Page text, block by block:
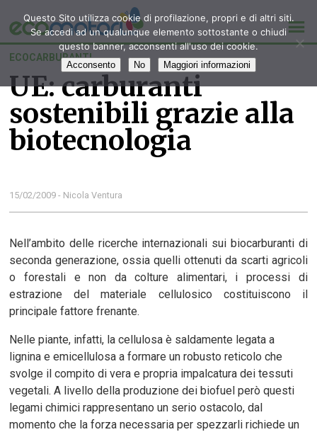
ECOCARBURANTI
UE: carburanti
sostenibili grazie alla
biotecnologia
15/02/2009 - Nicola Ventura
Nell’ambito delle ricerche internazionali sui biocarburanti di
seconda generazione, ossia quelli ottenuti da scarti agricoli
o forestali e non da colture alimentari, i processi di
estrazione del materiale cellulosico costituiscono il
principale fattore frenante.
Nelle piante, infatti, la cellulosa è saldamente legata a
lignina e emicellulosa a formare un robusto reticolo che
svolge il compito di vera e propria impalcatura dei tessuti
vegetali. A livello della produzione dei biofuel però questi
legami chimici rappresentano un serio ostacolo, dal
momento che la forza necessaria per spezzarli richiede un
Questo Sito utilizza cookie di profilazione, propri e di altri siti.
Se accedi ad un qualunque elemento sottostante o chiudi
questo banner, acconsenti all'uso dei cookie.
Acconsento No Maggiori informazioni